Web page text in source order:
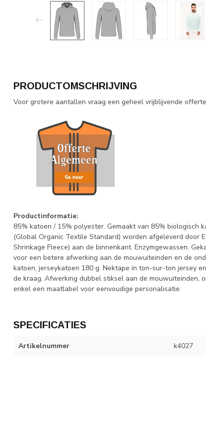
PRODUCTOMSCHRIJVING
Voor grotere aantallen vraag een geheel vrijblijvende
Productinformatie:
85% katoen / 15% polyester. Gemaakt van 85% biologisch
(Global Organic Textile Standard) worden afgeleverd door
Shrinkage Fleece) aan de binnenkant. Enzymgewassen.
voor een betere afwerking aan de mouwuiteinden en de
katoen, jerseykatoen 180 g. Nektape in ton-sur-ton jersey
de kraag. Afwerking dubbel stiksel aan de mouwuiteinden,
enkel een maatlabel voor eenvoudige personalisatie.
SPECIFICATIES
Artikelnummer k4027